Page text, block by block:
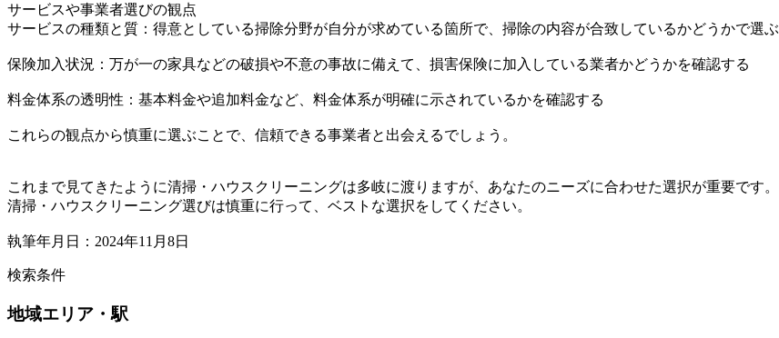
サービスや事業者選びの観点
サービスの種類と質：得意としている掃除分野が自分が求めている箇所で、掃除の内容が合致しているかどうかで選ぶ
保険加入状況：万が一の家具などの破損や不意の事故に備えて、損害保険に加入している業者かどうかを確認する
料金体系の透明性：基本料金や追加料金など、料金体系が明確に示されているかを確認する
これらの観点から慎重に選ぶことで、信頼できる事業者と出会えるでしょう。
これまで見てきたように清掃・ハウスクリーニングは多岐に渡りますが、あなたのニーズに合わせた選択が重要です。
清掃・ハウスクリーニング選びは慎重に行って、ベストな選択をしてください。
執筆年月日：2024年11月8日
検索条件
地域エリア・駅